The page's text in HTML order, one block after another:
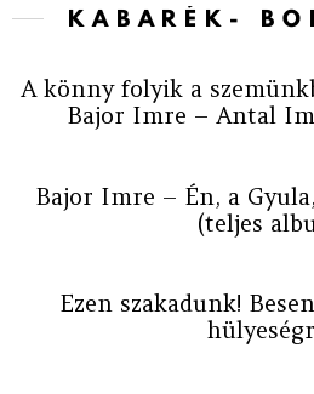
KABARÉK-
A könny folyik a
Bajor Imre – Antal
Bajor Imre – Én, a
(teljes
Ezen szakadunk!